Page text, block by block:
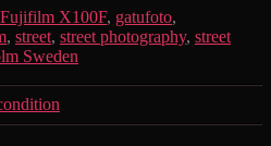
Fujifilm X100F, gatufoto,
, street, street photography, street
Sweden